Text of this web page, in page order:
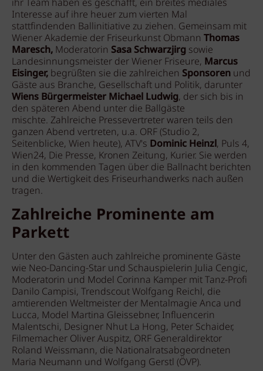
ihr Team haben es geschafft, ein breites mediales
Interesse auf ihre heuer zum vierten Mal
stattfindenden Ballinitiative zu ziehen. Gemeinsam mit
Wiener Akademie der Friseurkunst Obmann Thomas
Maresch, Moderatorin Sasa Schwarzjirg sowie
Landesinnungsmeister der Wiener Friseure, Marcus
Eisinger, begrüßten sie die zahlreichen Sponsoren und
Gäste aus Branche, Gesellschaft und Politik, darunter
Wiens Bürgermeister Michael Ludwig, der sich bis in
den späteren Abend unter die Ballgäste
mischte. Zahlreiche Pressevertreter waren teils den
ganzen Abend vertreten, u.a. ORF (Studio 2,
Seitenblicke, Wien heute), ATV's Dominic Heinzl, Puls 4,
Wien24, Die Presse, Kronen Zeitung, Kurier. Sie werden
in den kommenden Tagen über die Ballnacht berichten
und die Wertigkeit des Friseurhandwerks nach außen
tragen.
Zahlreiche Prominente am
Parkett
Unter den Gästen auch zahlreiche prominente Gäste
wie Neo-Dancing-Star und Schauspielerin Julia Cengic,
Moderatorin und Model Corinna Kamper mit Tanz-Profi
Danilo Campisi, Trendscout Wolfgang Reichl, die
amtierenden Weltmeister der Mentalmagie Anca und
Lucca, Model Martina Gleissebner, Influencerin
Malentschi, Designer Nhut La Hong, Peter Schaider,
Filmemacher Oliver Auspitz, ORF Generaldirektor
Roland Weissmann, die Nationalratsabgeordneten
Maria Neumann und Wolfgang Gerstl (ÖVP).